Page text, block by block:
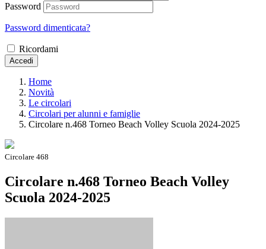
Password
Password dimenticata?
Ricordami
Accedi
Home
Novità
Le circolari
Circolari per alunni e famiglie
Circolare n.468 Torneo Beach Volley Scuola 2024-2025
Circolare 468
Circolare n.468 Torneo Beach Volley
Scuola 2024-2025